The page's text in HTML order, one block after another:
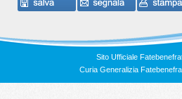
Sito Ufficiale
Curia Generalizia